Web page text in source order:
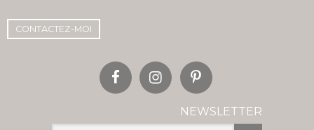
CONTACTEZ-MOI
NEWSLETTER